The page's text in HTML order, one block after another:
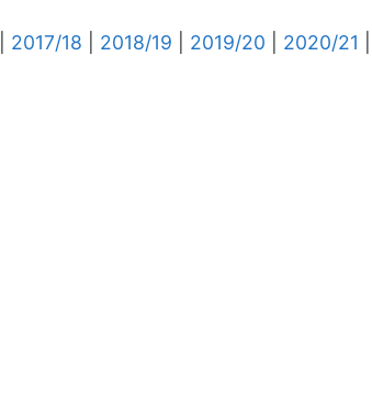
2017/18 2018/19 2019/20 2020/21